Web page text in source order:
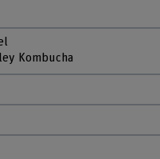
Kombucha